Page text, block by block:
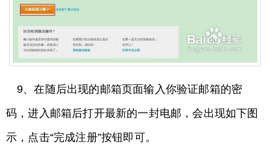
9、在随后出现的邮箱页面输入你验证邮箱的密
码，进入邮箱后打开最新的一封电邮，会出现如下图
示，点击“完成注册”按钮即可。